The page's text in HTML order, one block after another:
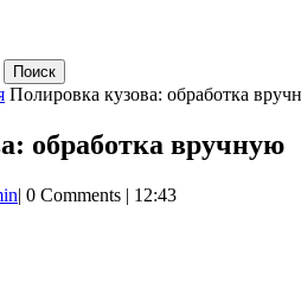
Полировка кузова: обработка
обработка вручную
vsc4x4_admin
| 0 Comments | 12:43